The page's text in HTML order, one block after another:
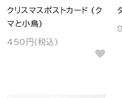
クリスマスポストカード (ク
マと小鳥)
450円(税込)